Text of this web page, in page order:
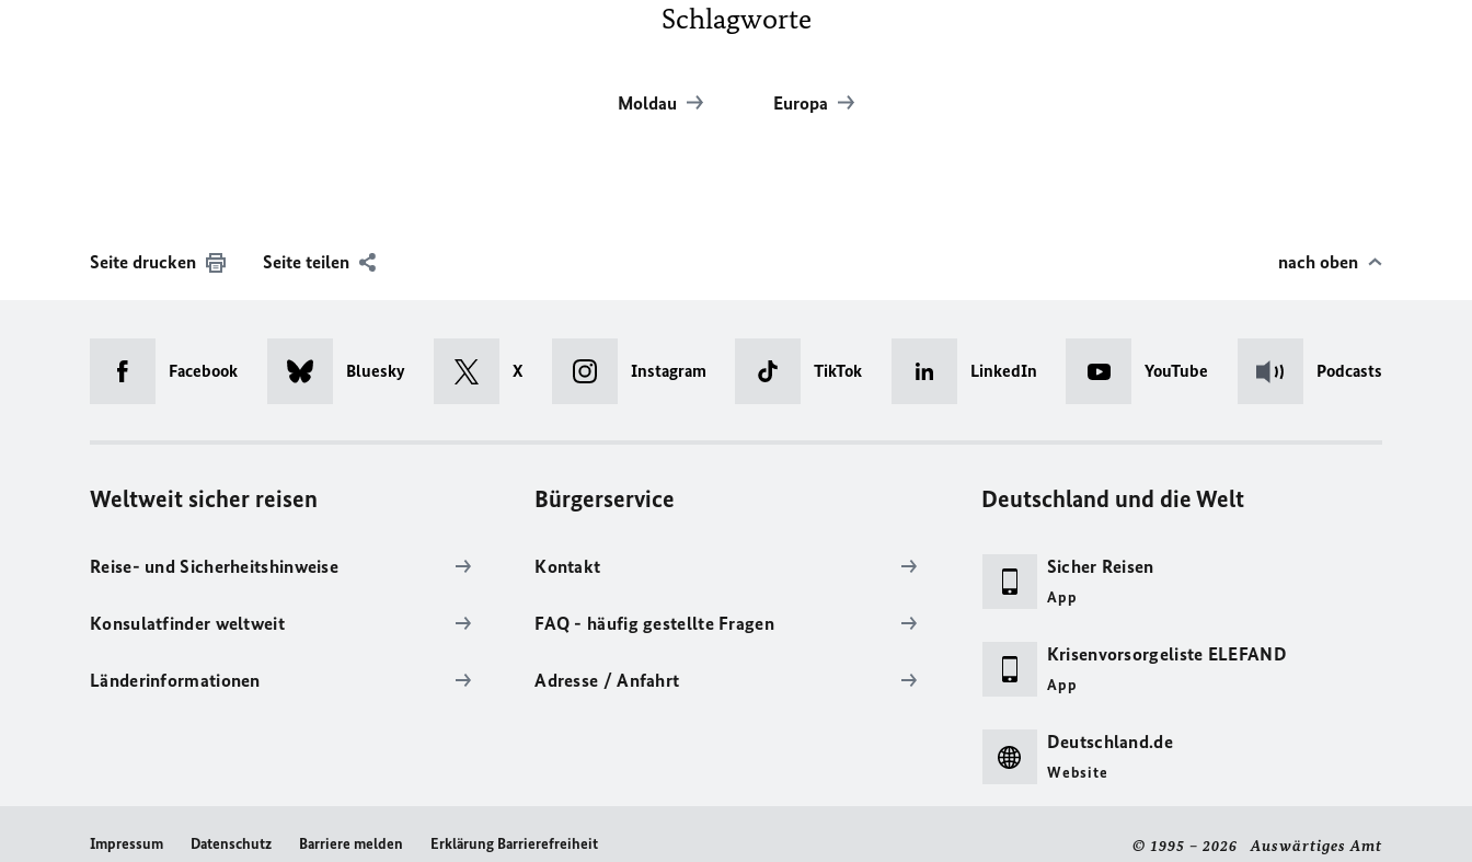
Schlagworte
Moldau Europa
Seite drucken Seite teilen nach oben
Facebook Bluesky X Instagram TikTok LinkedIn YouTube Podcasts
Weltweit sicher reisen
Reise- und Sicherheitshinweise
Konsulatfinder weltweit
Länderinformationen
Bürgerservice
Kontakt
FAQ - häufig gestellte Fragen
Adresse / Anfahrt
Deutschland und die Welt
Sicher Reisen
App
Krisenvorsorgeliste ELEFAND
App
Deutschland.de
Website
Impressum Datenschutz Barriere melden Erklärung Barrierefreiheit © 1995 – 2026 Auswärtiges Amt